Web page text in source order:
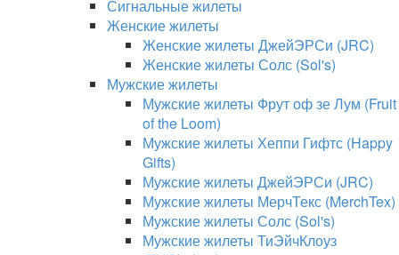
Сигнальные жилеты
Женские жилеты
Женские жилеты ДжейЭРСи (JRC)
Женские жилеты Солс (Sol's)
Мужские жилеты
Мужские жилеты Фрут оф зе Лум (Fruit
of the Loom)
Мужские жилеты Хеппи Гифтс (Happy
Gifts)
Мужские жилеты ДжейЭРСи (JRC)
Мужские жилеты МерчТекс (MerchTex)
Мужские жилеты Солс (Sol's)
Мужские жилеты ТиЭйчКлоуз